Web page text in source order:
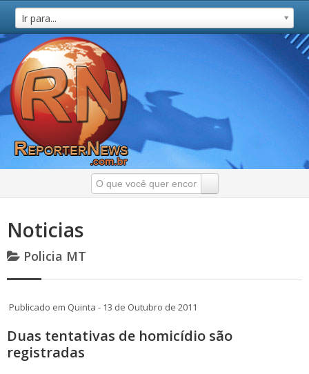
Ir para...
Noticias
Policia MT
Publicado em Quinta - 13 de Outubro de 2011
Duas tentativas de homicídio são
registradas